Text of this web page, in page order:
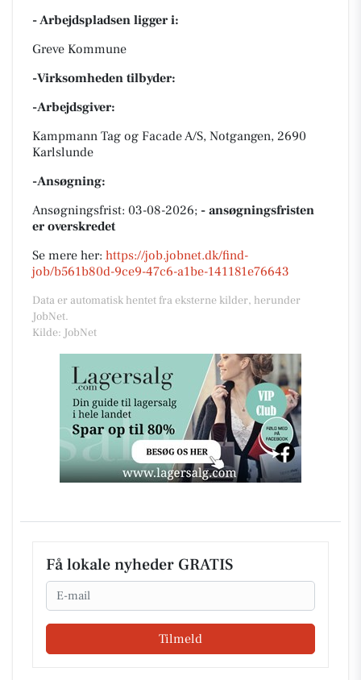
- Arbejdspladsen ligger i:
Greve Kommune
-Virksomheden tilbyder:
-Arbejdsgiver:
Kampmann Tag og Facade A/S, Notgangen, 2690
Karlslunde
-Ansøgning:
Ansøgningsfrist: 03-08-2026; - ansøgningsfristen
er overskredet
Se mere her: https://job.jobnet.dk/find-
job/b561b80d-9ce9-47c6-a1be-141181e76643
Data er automatisk hentet fra eksterne kilder, herunder
JobNet.
Kilde: JobNet
Få lokale nyheder GRATIS
Email
Tilmeld